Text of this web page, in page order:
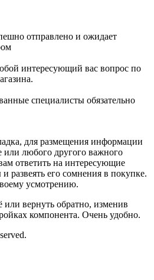
отправлено и ожидает
интересующий вас вопрос по
специалисты обязательно
для размещения информации
или любого другого важного
ответить на интересующие
развеять его сомнения в покупке.
усмотрению.
или вернуть обратно, изменив
компонента. Очень удобно.